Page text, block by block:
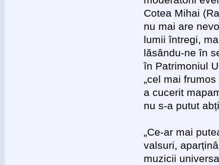
Cotea Mihai
nu mai are
lumii întregi,
lăsându-ne în
în Patrimoniul
„cel mai
a cucerit
nu s-a putut
„Ce-ar mai
valsuri,
muzicii